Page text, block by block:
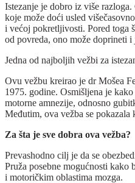
Istezanje je dobro iz više
koje može doći usled
i većoj pokretljivosti. Pored toga
od povreda, ono može doprineti i
Jedna od najboljih vežbi za
Ovu vežbu kreirao je dr Mošea
1975. godine. Osmišljena je
motorne amnezije, odnosno
Međutim, ova vežba se
Za šta je sve dobra ova vežba?
Prevashodno cilj je da se
Pruža posebne mogućnosti kako
i motoričkim oblastima mozga.